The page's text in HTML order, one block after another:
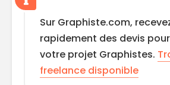
Sur Graphiste.com,
rapidement des devis
votre projet Graphistes.
freelance disponible